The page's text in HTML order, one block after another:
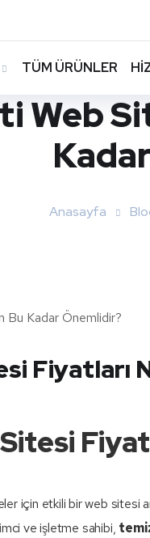
TÜM ÜRÜNLER
Web
Anasayfa
Fiyatları
için etkili bir web sitesi
ve işletme sahibi,